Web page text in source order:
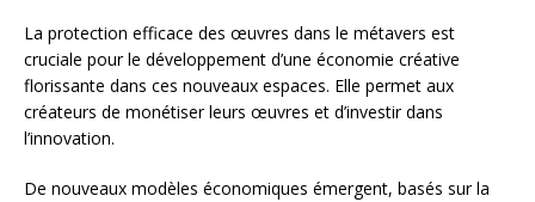
La protection efficace des œuvres dans le métavers est
cruciale pour le développement d’une économie créative
florissante dans ces nouveaux espaces. Elle permet aux
créateurs de monétiser leurs œuvres et d’investir dans
l’innovation.
De nouveaux modèles économiques émergent, basés sur la